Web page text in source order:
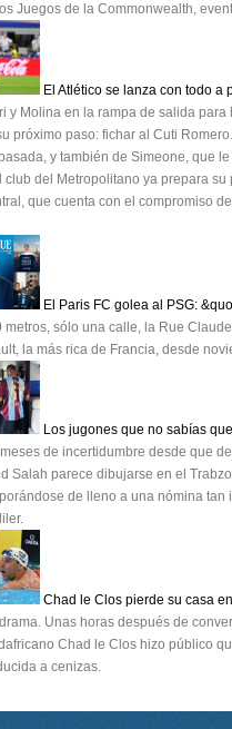
Juegos de la Commonwealth,
El Atlético se lanza con todo a
y Molina en la rampa de salida
próximo paso: fichar al Cuti
y también de Simeone, que
club del Metropolitano ya prepara
que cuenta con el compromiso
El Paris FC golea al PSG:
metros, sólo una calle, la Rue
la más rica de Francia, desde
Los jugones que no sabías
de incertidumbre desde que
Salah parece dibujarse en el
de lleno a una nómina
Chad le Clos pierde su casa
Unas horas después de
Chad le Clos hizo público
a cenizas.